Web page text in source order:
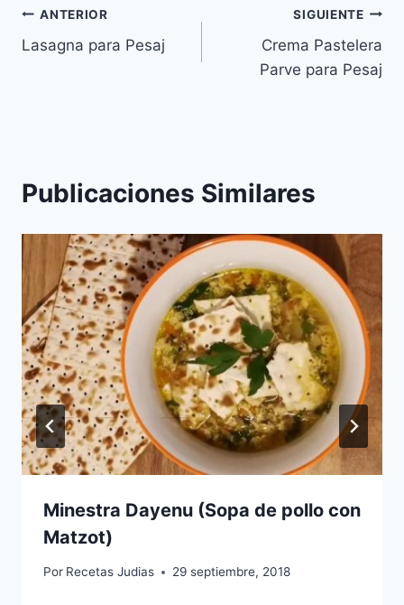
Navegación
de
ANTERIOR
Lasagna para Pesaj
SIGUIENTE
Crema Pastelera
Parve para Pesaj
Publicaciones Similares
Minestra Dayenu (Sopa de pollo con
Matzot)
Por Recetas Judias 29 septiembre, 2018